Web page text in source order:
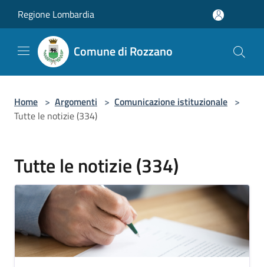
Regione Lombardia
Comune di Rozzano
Home > Argomenti > Comunicazione istituzionale >
Tutte le notizie (334)
Tutte le notizie (334)